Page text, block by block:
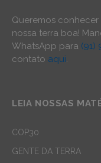
Queremos
nossa terra boa!
WhatsApp para (91)
contato aqui.
LEIA NOSSAS
COP30
GENTE DA TERRA